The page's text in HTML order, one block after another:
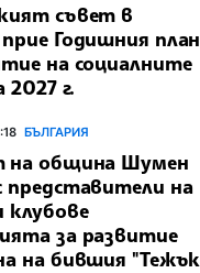
съвет в
Годишния план
на социалните
2027 г.
БЪЛГАРИЯ
община Шумен
представители на
клубове
за развитие
на бившия "Тежък